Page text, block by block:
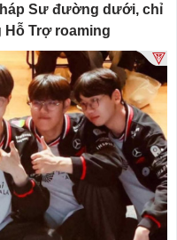
Sư đường dưới, chỉ
Trợ roaming